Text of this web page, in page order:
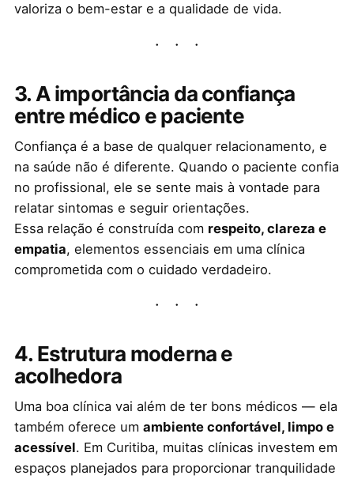
valoriza o bem-estar e a qualidade de vida.
3. A importância da confiança
entre médico e paciente
Confiança é a base de qualquer relacionamento, e
na saúde não é diferente. Quando o paciente confia
no profissional, ele se sente mais à vontade para
relatar sintomas e seguir orientações.
Essa relação é construída com respeito, clareza e
empatia, elementos essenciais em uma clínica
comprometida com o cuidado verdadeiro.
4. Estrutura moderna e
acolhedora
Uma boa clínica vai além de ter bons médicos — ela
também oferece um ambiente confortável, limpo e
acessível. Em Curitiba, muitas clínicas investem em
espaços planejados para proporcionar tranquilidade